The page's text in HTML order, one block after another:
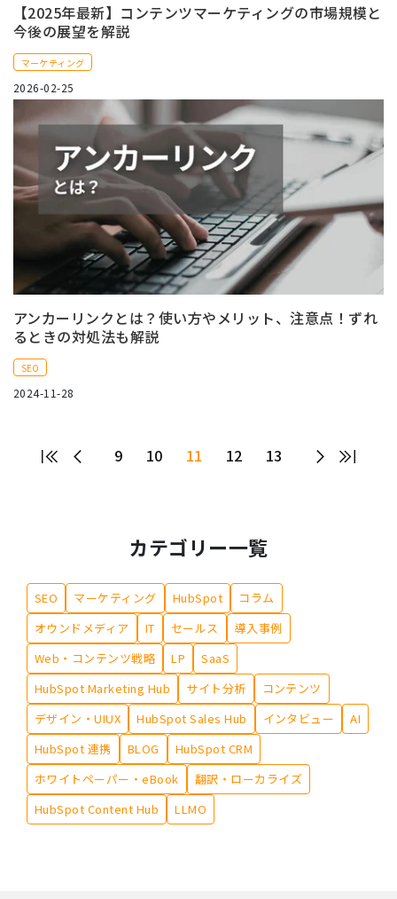
【2025年最新】コンテンツマーケティングの市場規模と
今後の展望を解説
マーケティング
2026-02-25
アンカーリンクとは？使い方やメリット、注意点！ずれ
るときの対処法も解説
SEO
2024-11-28
9 10 11 12 13
カテゴリー一覧
SEO マーケティング HubSpot
コラム
オウンドメディア
IT セールス
導入事例
Web・コンテンツ戦略
LP
SaaS
HubSpot Marketing Hub
サイト分析
コンテンツ
デザイン・UIUX
HubSpot Sales Hub インタビュー
AI
HubSpot 連携
BLOG
HubSpot CRM
ホワイトペーパー・eBook
翻訳・ローカライズ
HubSpot Content Hub
LLMO